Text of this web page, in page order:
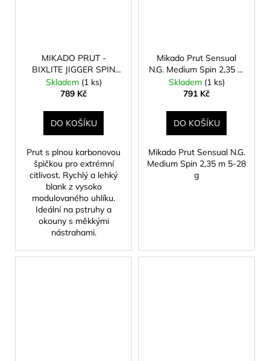
MIKADO PRUT -
BIXLITE JIGGER SPIN
213 c.w. 2-10g (2 sec.)
Skladem (1 ks)
789 Kč
DO KOŠÍKU
Prut s plnou karbonovou
špičkou pro extrémní
citlivost. Rychlý a lehký
blank z vysoko
modulovaného uhlíku.
Ideální na pstruhy a
okouny s měkkými
nástrahami.
Mikado Prut Sensual
N.G. Medium Spin 2,35 m
5-28 g
Skladem (1 ks)
791 Kč
DO KOŠÍKU
Mikado Prut Sensual N.G.
Medium Spin 2,35 m 5-28
g